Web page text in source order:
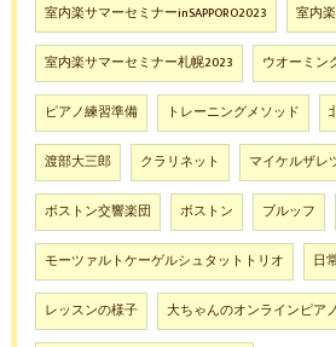
室内楽サマーセミナーinSAPPORO2023 室内
室内楽サマーセミナー札幌2023 ウオーミン
ピアノ練習準備 トレーニングメソッド
渡部大三郎 クラリネット マイケルザレ
ボストン交響楽団 ボストン ブルッフ
モーツァルトケーゲルシュタットトリオ 日
レッスンの様子 大ちゃんのオンラインピア